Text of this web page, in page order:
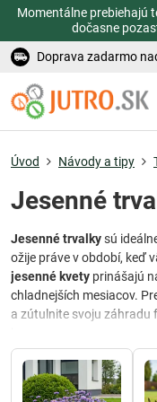
Momentálne prebiehajú
dočasne
Doprava zadarmo
Úvod Návody a tipy
Jesenné
Jesenné trvalkysú
ožije práve v období, keď
jesenné kvety prinášajú
chladnejších mesiacov.
a zútulnite svoju záhradu
Obľúbené